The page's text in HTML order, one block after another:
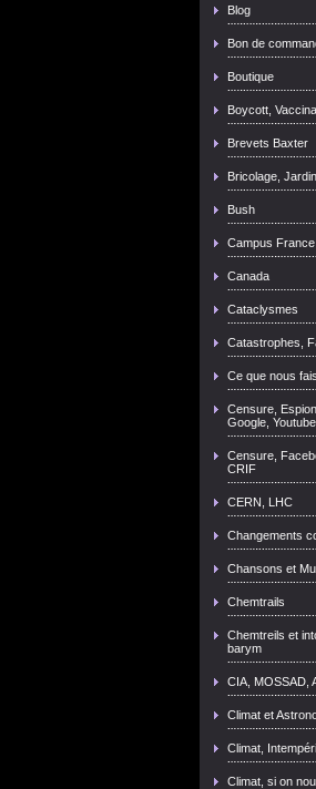
Blog
Bon de
Boutique
Boycott,
Brevets Baxter
Bricolage,
Bush
Campus France
Canada
Cataclysmes
Catastrophes,
Ce que nous
Censure,
Google,
Censure,
CRIF
CERN, LHC
Changements
Chansons et
Chemtrails
Chemtreils et
barym
CIA, MOSSAD,
Climat et
Climat,
Climat, si on